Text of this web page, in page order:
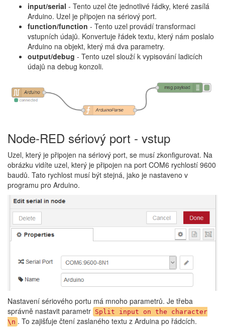
input/serial - Tento uzel čte jednotlivé řádky, které zasílá
Arduino. Uzel je připojen na sériový port.
function/function - Tento uzel provádí transformaci
vstupních údajů. Konvertuje řádek textu, který nám poslalo
Arduino na objekt, který má dva parametry.
output/debug - Tento uzel slouží k vypisování ladicích
údajů na debug konzoli.
Node-RED sériový port - vstup
Uzel, který je připojen na sériový port, se musí zkonfigurovat. Na
obrázku vidíte uzel, který je připojen na port COM6 rychlostí 9600
baudů. Tato rychlost musí být stejná, jako je nastaveno v
programu pro Arduino.
Nastavení sériového portu má mnoho parametrů. Je třeba
správně nastavit parametr Split input on the character
\n . To zajišťuje čtení zaslaného textu z Arduina po řádcích.